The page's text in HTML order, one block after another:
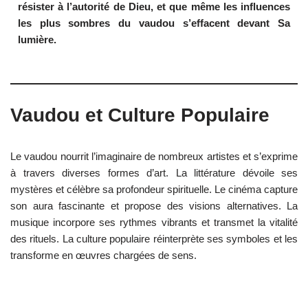
résister à l’autorité de Dieu, et que même les influences
les plus sombres du vaudou s’effacent devant Sa
lumière.
Vaudou et Culture Populaire
Le vaudou nourrit l’imaginaire de nombreux artistes et s’exprime
à travers diverses formes d’art. La littérature dévoile ses
mystères et célèbre sa profondeur spirituelle. Le cinéma capture
son aura fascinante et propose des visions alternatives. La
musique incorpore ses rythmes vibrants et transmet la vitalité
des rituels. La culture populaire réinterprète ses symboles et les
transforme en œuvres chargées de sens.